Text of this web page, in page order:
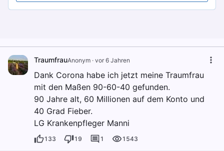
TraumfrauAnonym · vor 6 Jahren
Dank Corona habe ich jetzt meine Traumfrau
mit den Maßen 90-60-40 gefunden.
90 Jahre alt, 60 Millionen auf dem Konto und
40 Grad Fieber.
LG Krankenpfleger Manni
133 19 1 1543